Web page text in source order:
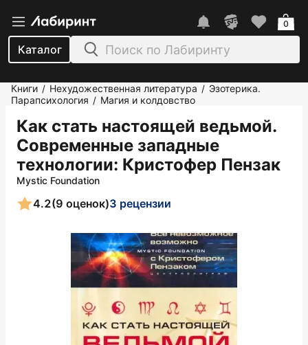
Каталог
0
Книги / Нехудожественная литература / Эзотерика.
Парапсихология / Магия и колдовство
Как стать настоящей ведьмой.
Современные западные
технологии: Кристофер Пензак
Mystic Foundation
4.2(9 оценок)3 рецензии